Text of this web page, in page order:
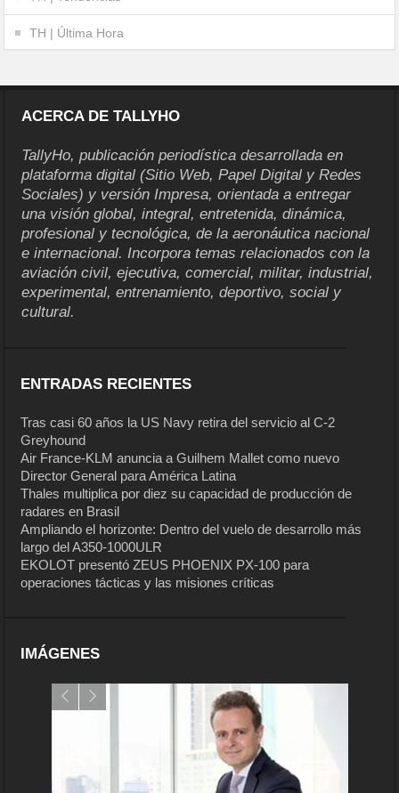
TH | Última Hora
ACERCA DE TALLYHO
TallyHo, publicación periodística desarrollada en
plataforma digital (Sitio Web, Papel Digital y Redes
Sociales) y versión Impresa, orientada a entregar
una visión global, integral, entretenida, dinámica,
profesional y tecnológica, de la aeronáutica nacional
e internacional. Incorpora temas relacionados con la
aviación civil, ejecutiva, comercial, militar, industrial,
experimental, entrenamiento, deportivo, social y
cultural.
ENTRADAS RECIENTES
Tras casi 60 años la US Navy retira del servicio al C-2
Greyhound
Air France-KLM anuncia a Guilhem Mallet como nuevo
Director General para América Latina
Thales multiplica por diez su capacidad de producción de
radares en Brasil
Ampliando el horizonte: Dentro del vuelo de desarrollo más
largo del A350-1000ULR
EKOLOT presentó ZEUS PHOENIX PX-100 para
operaciones tácticas y las misiones críticas
IMÁGENES